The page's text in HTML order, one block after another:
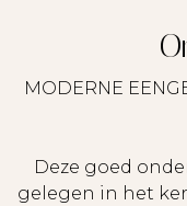
MODERNE
Deze goed
gelegen in het